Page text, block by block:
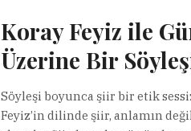
Koray Feyiz ile
Üzerine Bir
Söyleşi boyunca şiir bir etik
Feyiz’in dilinde şiir, anlamın